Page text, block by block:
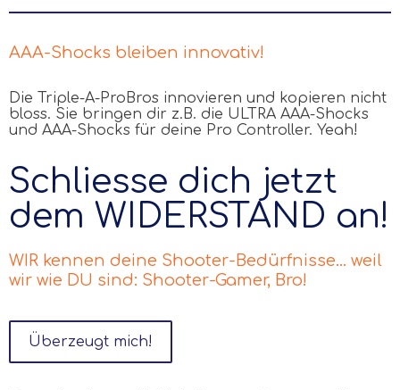
AAA-Shocks bleiben innovativ!
Die Triple-A-ProBros innovieren und kopieren nicht
bloss. Sie bringen dir z.B. die ULTRA AAA-Shocks
und AAA-Shocks für deine Pro Controller. Yeah!
Schliesse dich jetzt
dem WIDERSTAND an!
WIR kennen deine Shooter-Bedürfnisse... weil
wir wie DU sind: Shooter-Gamer, Bro!
Überzeugt mich!